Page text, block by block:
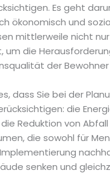
Es geht
ökonomisch und
mittlerweile nicht
um die
der
dass Sie bei der
die
Reduktion von
die sowohl für
senken und